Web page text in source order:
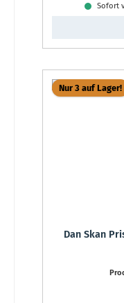
Sofort
Nur 3 auf Lager!
Dan Skan